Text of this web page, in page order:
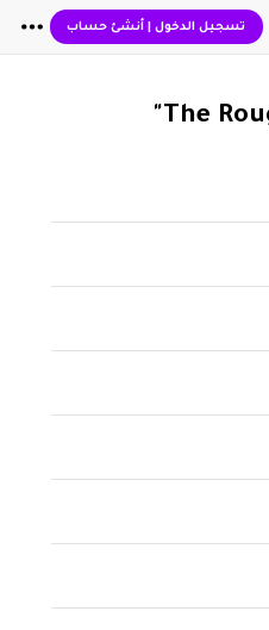
تسجيل الدخول| أنشئ حساب